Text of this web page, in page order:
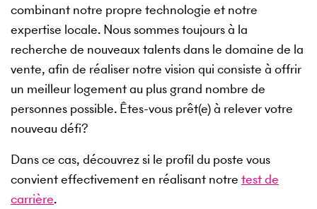
combinant notre propre technologie et notre
expertise locale. Nous sommes toujours à la
recherche de nouveaux talents dans le domaine de la
vente, afin de réaliser notre vision qui consiste à offrir
un meilleur logement au plus grand nombre de
personnes possible. Êtes-vous prêt(e) à relever votre
nouveau défi?
Dans ce cas, découvrez si le profil du poste vous
convient effectivement en réalisant notre test de
carrière.